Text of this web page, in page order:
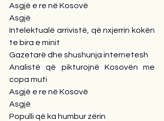
Asgjë e re në Kosovë
Asgjë
Intelektualë arrivistë, që nxjerrin kokën
te bira e minit
Gazetarë dhe shushunja internetesh
Analistë që pikturojnë Kosovën me
copa muti
Asgjë e re në Kosovë
Asgjë
Populli që ka humbur zërin